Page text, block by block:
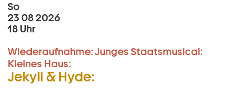
So
23 08 2026
18 Uhr
Wiederaufnahme:Junges Staatsmusical:
Kleines Haus:
Jekyll & Hyde: